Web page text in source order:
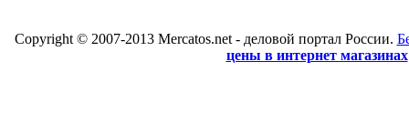
Copyright © 2007-2013 Mercatos.net - деловой портал России.
цены в интернет магазинах